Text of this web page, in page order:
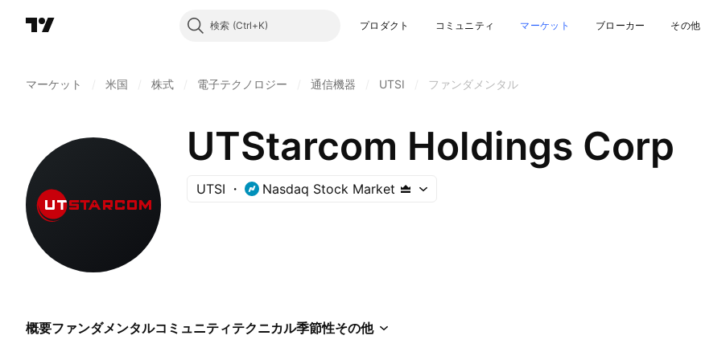
検索 プロダクト コミュニティ マーケット ブローカー その他
マーケット 米国 株式 電子テクノロジー 通信機器 UTSI ファンダメンタル
UTStarcom Holdings Corp
UTSI Nasdaq Stock Market
概要ファンダメンタルコミュニティテクニカル季節性その他